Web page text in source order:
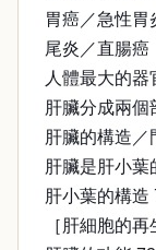
胃癌／急性胃
尾炎／直腸癌
人體最大的
肝臟分成兩個
肝臟的構造
肝臟是肝小葉
肝小葉的構造
［肝細胞的